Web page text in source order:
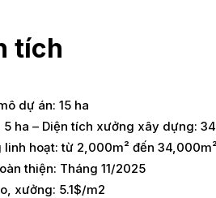
tích
dự án: 15 ha
5 ha – Diện tích xưởng xây dựng:
linh hoạt: từ 2,000m² đến
thiện: Tháng 11/2025
xưởng: 5.1$/m2